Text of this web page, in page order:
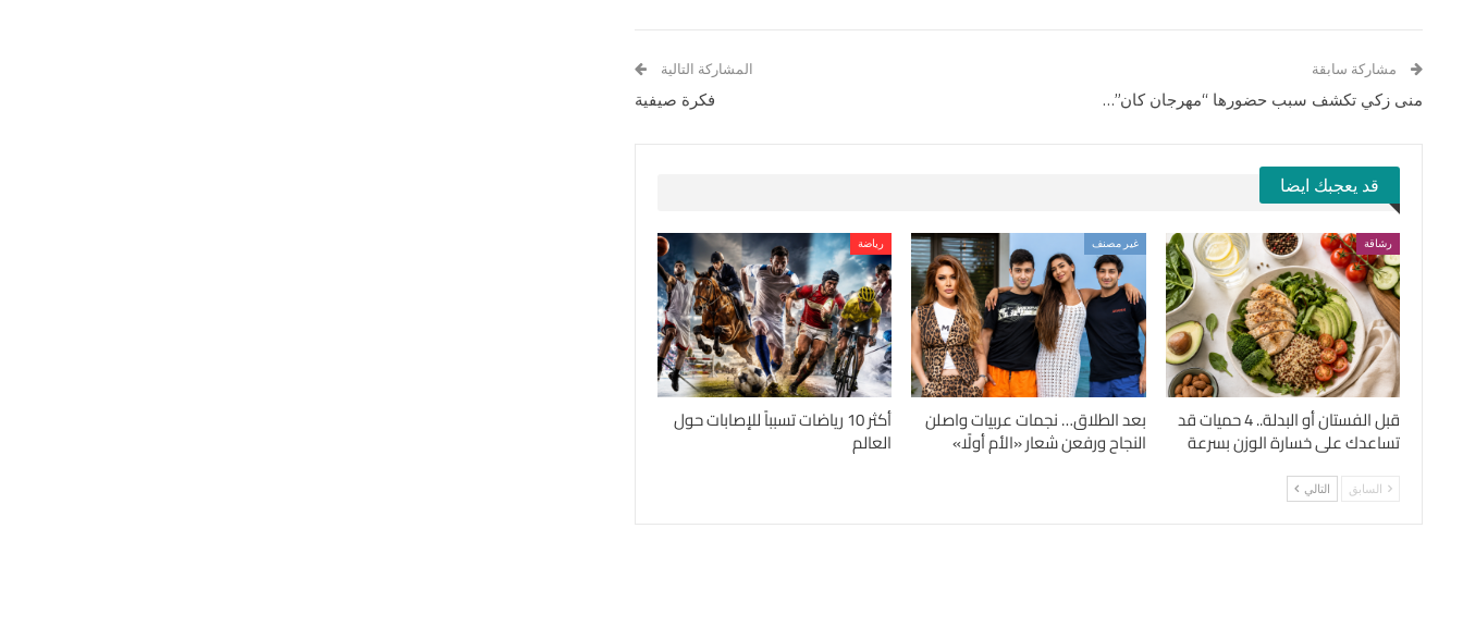
مشاركة سابقة
منى زكي تكشف سبب حضورها “مهرجان كان”…
المشاركة التالية
فكرة صيفية
قد يعجبك ايضا
رشاقة
قبل الفستان أو البدلة.. 4 حميات قد
تساعدك على خسارة الوزن بسرعة
غير مصنف
بعد الطلاق… نجمات عربيات واصلن
النجاح ورفعن شعار «الأم أولًا»
رياضة
أكثر 10 رياضات تسبباً للإصابات حول
العالم
السابق التالي